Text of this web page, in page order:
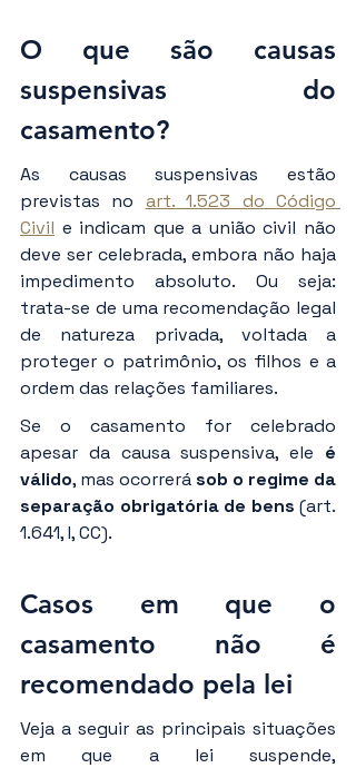
O que são causas
suspensivas do
casamento?
As causas suspensivas estão
previstas no art. 1.523 do Código
Civil e indicam que a união civil não
deve ser celebrada, embora não haja
impedimento absoluto. Ou seja:
trata-se de uma recomendação legal
de natureza privada, voltada a
proteger o patrimônio, os filhos e a
ordem das relações familiares.
Se o casamento for celebrado
apesar da causa suspensiva, ele é
válido, mas ocorrerá sob o regime da
separação obrigatória de bens (art.
1.641, I, CC).
Casos em que o
casamento não é
recomendado pela lei
Veja a seguir as principais situações
em que a lei suspende,